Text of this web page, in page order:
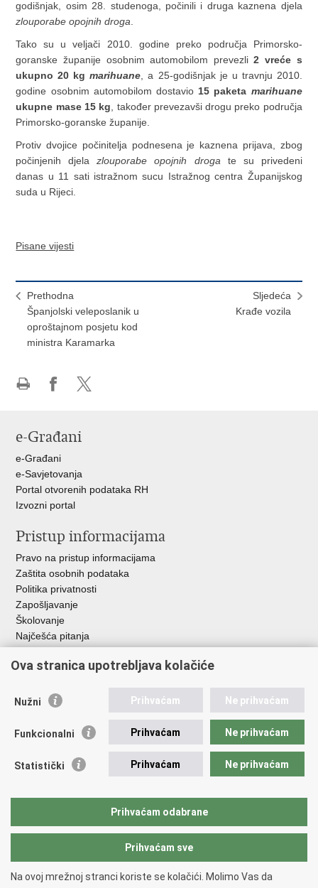
godišnjak, osim 28. studenoga, počinili i druga kaznena djela
zlouporabe opojnih droga
Tako su u veljači 2010. godine preko područja Primorsko-
goranske županije osobnim automobilom prevezli2 vreće s
ukupno 20 kgmarihuane , a 25-godišnjak je u travnju 2010.
godine osobnim automobilom dostavio 15 paketa marihuane
ukupne mase 15 kg , također prevezavši drogu preko područja
Primorsko-goranske županije.
Protiv dvojice počinitelja podnesena je kaznena prijava, zbog
počinjenih djelazlouporabe opojnih droga te su privedeni
danas u 11 sati istražnom sucu Istražnog centra Županijskog
suda u Rijeci.
Pisane vijesti
Prethodna
Španjolski veleposlanik u
oproštajnom posjetu kod
ministra Karamarka
Sljedeća
Krađe vozila
Facebooku
X-
e-Građani
e-Građani
e-Savjetovanja
Portal otvorenih podataka RH
Izvozni portal
Pristup informacijama
Pravo na pristup informacijama
Zaštita osobnih podataka
Politika privatnosti
Zapošljavanje
Školovanje
Najčešća pitanja
Važne poveznice
EMN Nacionalna kontaktna točka za Republiku Hrvatsku
Policijska akademija
Zaklada policijske solidarnosti
Udruge
Ova stranica upotrebljava kolačiće
Nužni Prihvaćam Ne prihvaćam
Funkcionalni Prihvaćam Ne prihvaćam
Statistički Prihvaćam Ne prihvaćam
Prihvaćam odabrane
Prihvaćam sve
Na ovoj mrežnoj stranci koriste se kolačići. Molimo Vas da